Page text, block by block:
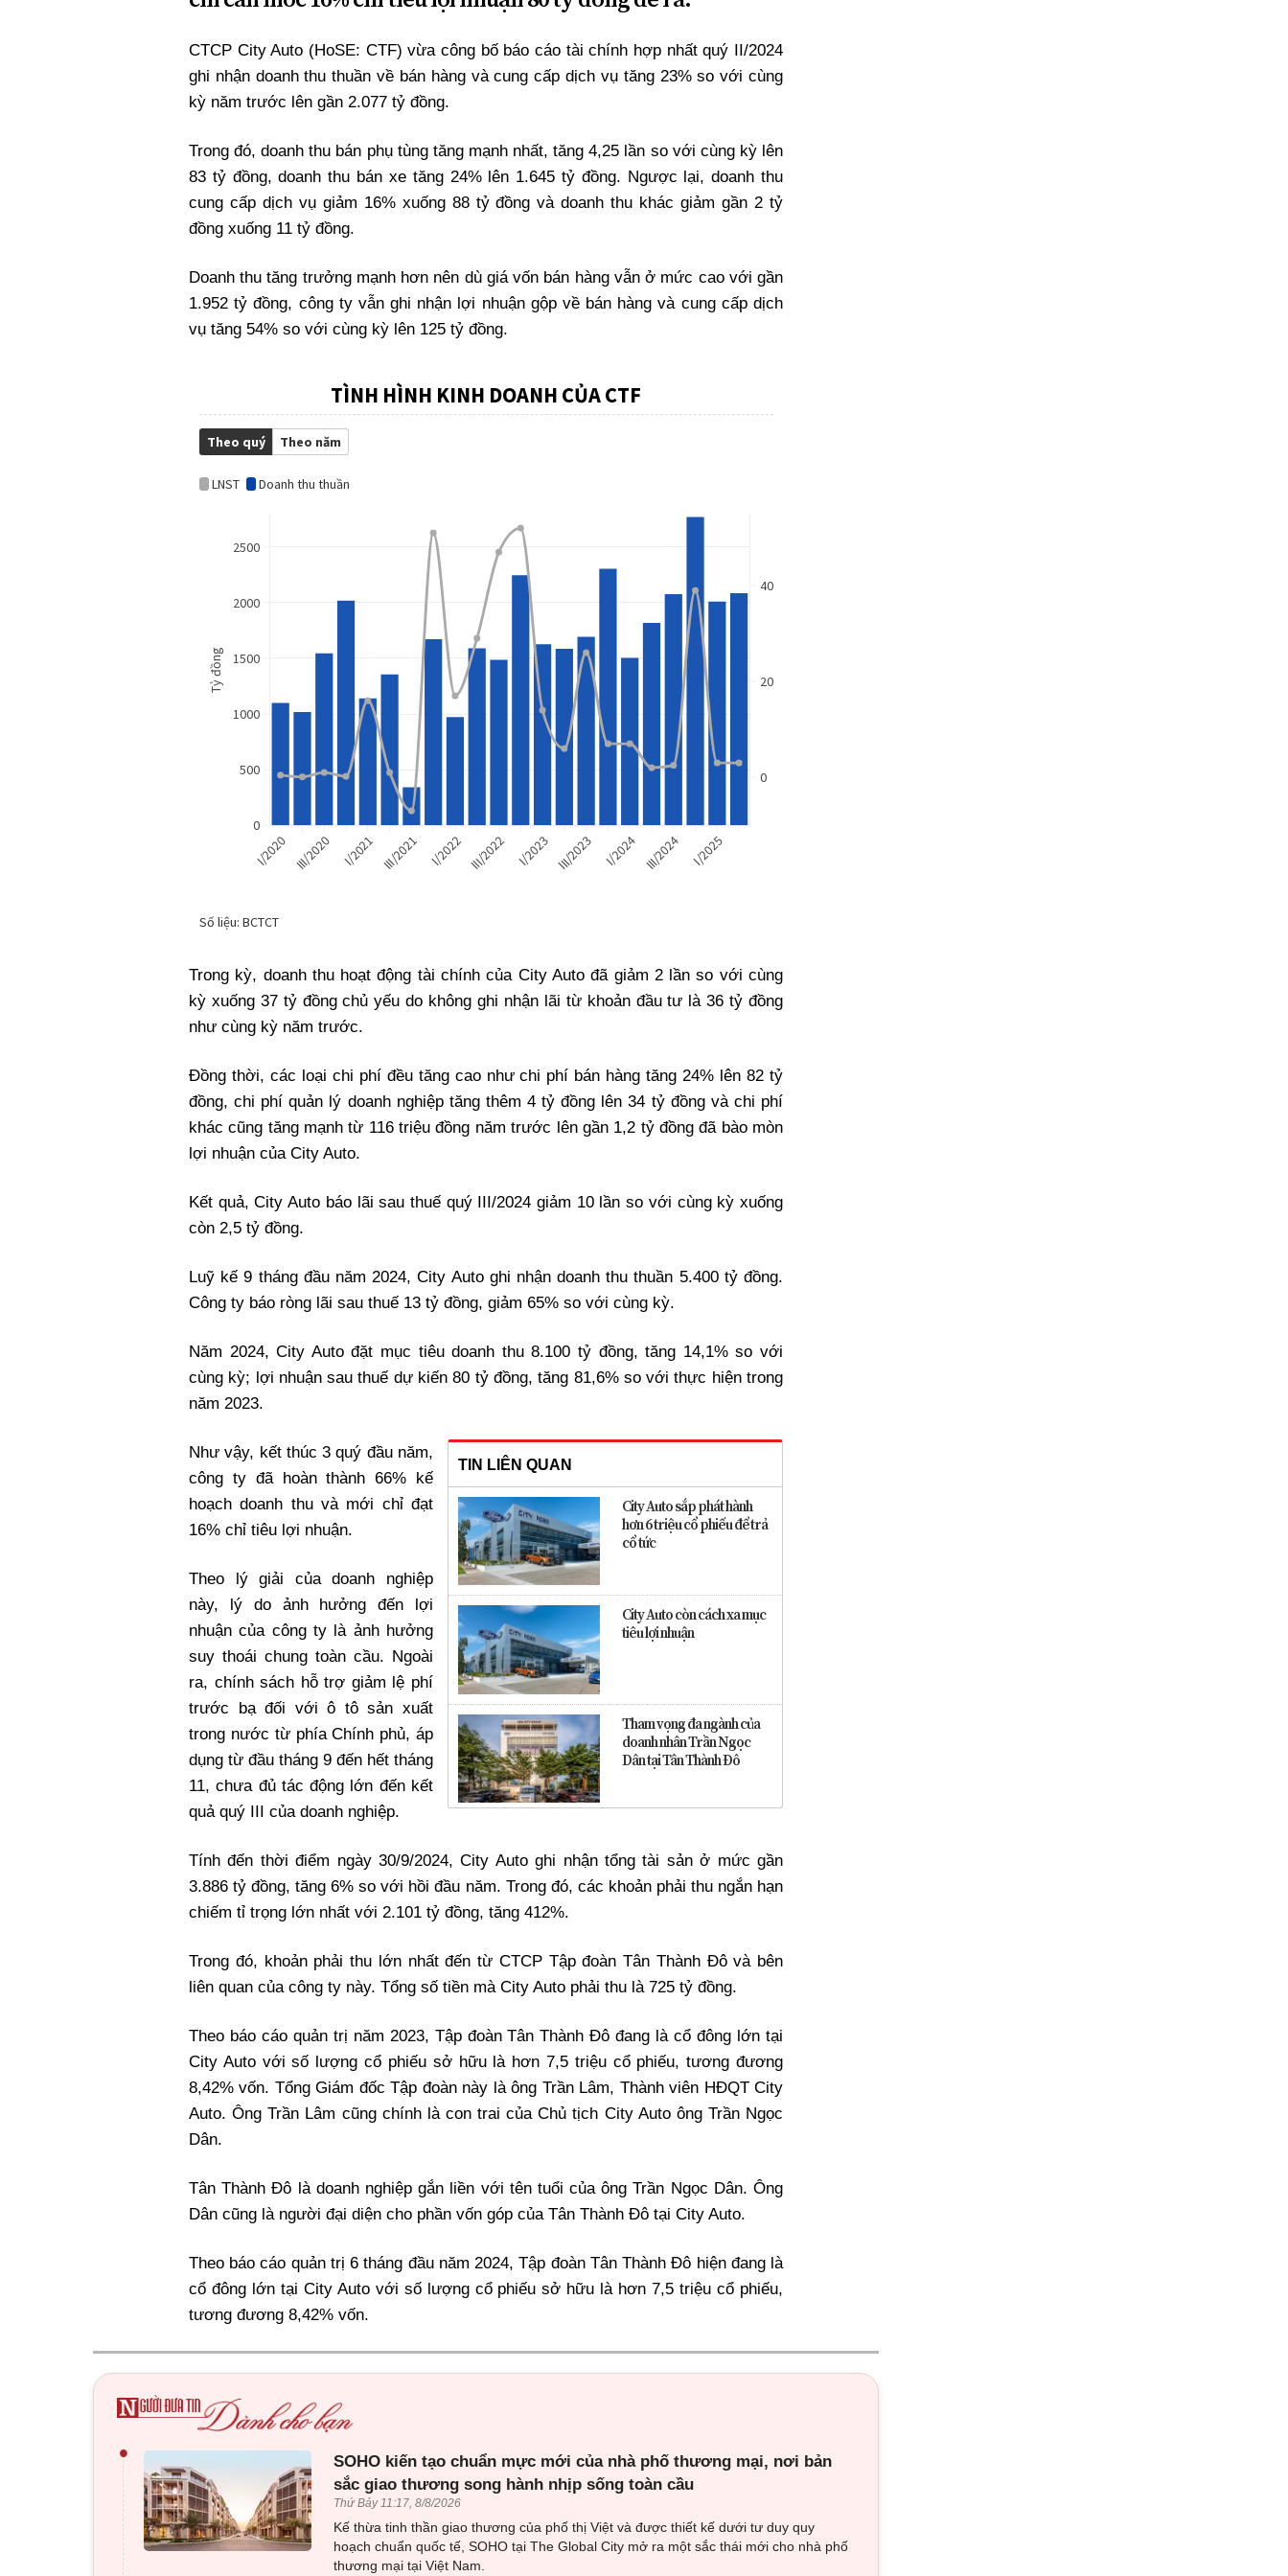
Xi nhan Trái Phải
CTCP City Auto (HoSE: CTF) vừa công bố báo cáo tài chính hợp nhất quý II/2024
ghi nhận doanh thu thuần về bán hàng và cung cấp dịch vụ tăng 23% so với cùng
kỳ năm trước lên gần 2.077 tỷ đồng.
Trong đó, doanh thu bán phụ tùng tăng mạnh nhất, tăng 4,25 lần so với cùng kỳ lên
83 tỷ đồng, doanh thu bán xe tăng 24% lên 1.645 tỷ đồng. Ngược lại, doanh thu
cung cấp dịch vụ giảm 16% xuống 88 tỷ đồng và doanh thu khác giảm gần 2 tỷ
đồng xuống 11 tỷ đồng.
Doanh thu tăng trưởng mạnh hơn nên dù giá vốn bán hàng vẫn ở mức cao với gần
1.952 tỷ đồng, công ty vẫn ghi nhận lợi nhuận gộp về bán hàng và cung cấp dịch
vụ tăng 54% so với cùng kỳ lên 125 tỷ đồng.
Trong kỳ, doanh thu hoạt động tài chính của City Auto đã giảm 2 lần so với cùng
kỳ xuống 37 tỷ đồng chủ yếu do không ghi nhận lãi từ khoản đầu tư là 36 tỷ đồng
như cùng kỳ năm trước.
Đồng thời, các loại chi phí đều tăng cao như chi phí bán hàng tăng 24% lên 82 tỷ
đồng, chi phí quản lý doanh nghiệp tăng thêm 4 tỷ đồng lên 34 tỷ đồng và chi phí
khác cũng tăng mạnh từ 116 triệu đồng năm trước lên gần 1,2 tỷ đồng đã bào mòn
lợi nhuận của City Auto.
Kết quả, City Auto báo lãi sau thuế quý III/2024 giảm 10 lần so với cùng kỳ xuống
còn 2,5 tỷ đồng.
Luỹ kế 9 tháng đầu năm 2024, City Auto ghi nhận doanh thu thuần 5.400 tỷ đồng.
Công ty báo ròng lãi sau thuế 13 tỷ đồng, giảm 65% so với cùng kỳ.
Năm 2024, City Auto đặt mục tiêu doanh thu 8.100 tỷ đồng, tăng 14,1% so với
cùng kỳ; lợi nhuận sau thuế dự kiến 80 tỷ đồng, tăng 81,6% so với thực hiện trong
năm 2023.
TIN LIÊN QUAN
City Auto sắp phát hành
hơn 6 triệu cổ phiếu để trả
cổ tức
City Auto còn cách xa mục
tiêu lợi nhuận
Tham vọng đa ngành của
doanh nhân Trần Ngọc
Dân tại Tân Thành Đô
Như vậy, kết thúc 3 quý đầu năm,
công ty đã hoàn thành 66% kế
hoạch doanh thu và mới chỉ đạt
16% chỉ tiêu lợi nhuận.
Theo lý giải của doanh nghiệp
này, lý do ảnh hưởng đến lợi
nhuận của công ty là ảnh hưởng
suy thoái chung toàn cầu. Ngoài
ra, chính sách hỗ trợ giảm lệ phí
trước bạ đối với ô tô sản xuất
trong nước từ phía Chính phủ, áp
dụng từ đầu tháng 9 đến hết tháng
11, chưa đủ tác động lớn đến kết
quả quý III của doanh nghiệp.
Tính đến thời điểm ngày 30/9/2024, City Auto ghi nhận tổng tài sản ở mức gần
3.886 tỷ đồng, tăng 6% so với hồi đầu năm. Trong đó, các khoản phải thu ngắn hạn
chiếm tỉ trọng lớn nhất với 2.101 tỷ đồng, tăng 412%.
Trong đó, khoản phải thu lớn nhất đến từ CTCP Tập đoàn Tân Thành Đô và bên
liên quan của công ty này. Tổng số tiền mà City Auto phải thu là 725 tỷ đồng.
Theo báo cáo quản trị năm 2023, Tập đoàn Tân Thành Đô đang là cổ đông lớn tại
City Auto với số lượng cổ phiếu sở hữu là hơn 7,5 triệu cổ phiếu, tương đương
8,42% vốn. Tổng Giám đốc Tập đoàn này là ông Trần Lâm, Thành viên HĐQT City
Auto. Ông Trần Lâm cũng chính là con trai của Chủ tịch City Auto ông Trần Ngọc
Dân.
Tân Thành Đô là doanh nghiệp gắn liền với tên tuổi của ông Trần Ngọc Dân. Ông
Dân cũng là người đại diện cho phần vốn góp của Tân Thành Đô tại City Auto.
Theo báo cáo quản trị 6 tháng đầu năm 2024, Tập đoàn Tân Thành Đô hiện đang là
cổ đông lớn tại City Auto với số lượng cổ phiếu sở hữu là hơn 7,5 triệu cổ phiếu,
tương đương 8,42% vốn.
•
SOHO kiến tạo chuẩn mực mới của nhà phố thương mại, nơi bản
sắc giao thương song hành nhịp sống toàn cầu
Thứ Bảy 11:17, 8/8/2026
Kế thừa tinh thần giao thương của phố thị Việt và được thiết kế dưới tư duy quy
hoạch chuẩn quốc tế, SOHO tại The Global City mở ra một sắc thái mới cho nhà phố
thương mại tại Việt Nam.